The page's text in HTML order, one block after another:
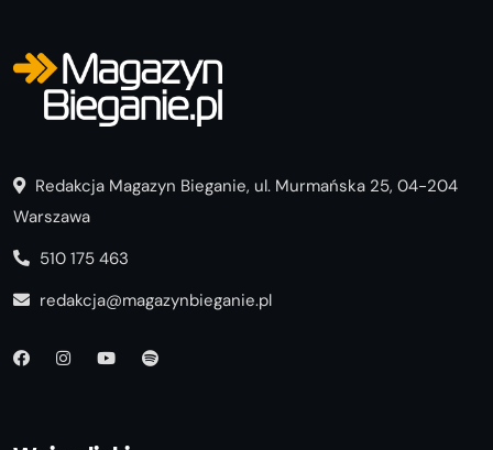
Redakcja Magazyn Bieganie, ul. Murmańska 25, 04-204
Warszawa
510 175 463
redakcja@magazynbieganie.pl